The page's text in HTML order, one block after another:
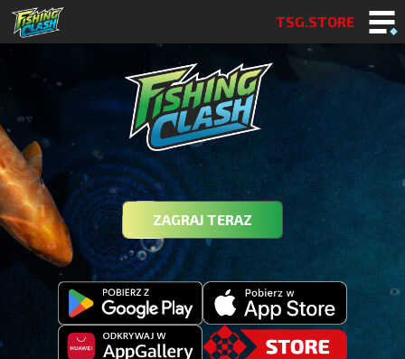
TSG.STORE
ZAGRAJ TERAZ